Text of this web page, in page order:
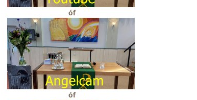
óf
óf